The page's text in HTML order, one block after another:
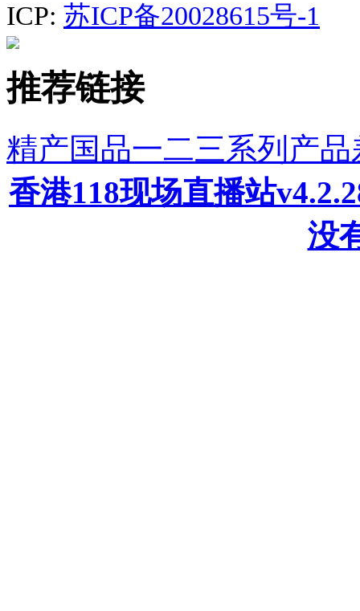
ICP: 苏ICP备20028615号-1
推荐链接
精产国品一二三系列产
香港118现场直播站
没